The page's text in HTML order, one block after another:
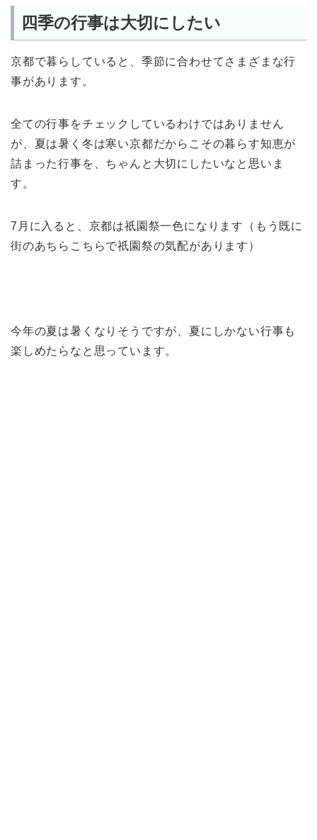
四季の行事は大切にしたい
京都で暮らしていると、季節に合わせてさまざまな行
事があります。
全ての行事をチェックしているわけではありません
が、夏は暑く冬は寒い京都だからこその暮らす知恵が
詰まった行事を、ちゃんと大切にしたいなと思いま
す。
7月に入ると、京都は祇園祭一色になります（もう既に
街のあちらこちらで祇園祭の気配があります）
今年の夏は暑くなりそうですが、夏にしかない行事も
楽しめたらなと思っています。